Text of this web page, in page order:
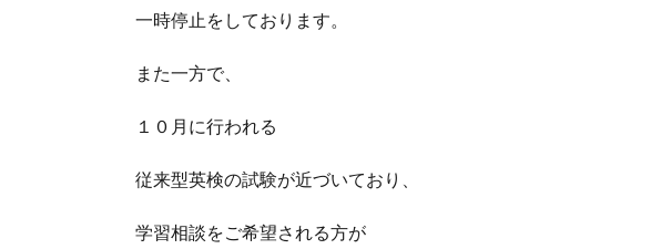
一時停止をしております。
また一方で、
１０月に行われる
従来型英検の試験が近づいており、
学習相談をご希望される方が